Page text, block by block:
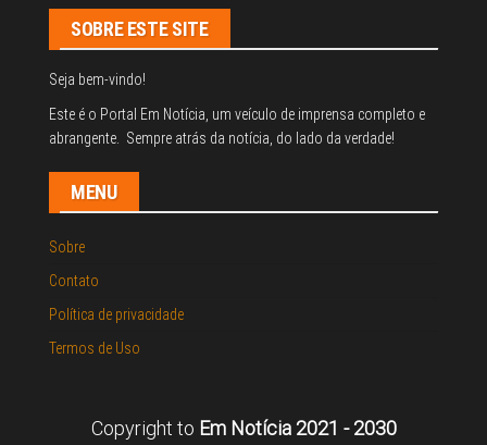
SOBRE ESTE SITE
Seja bem-vindo!
Este é o Portal Em Notícia, um veículo de imprensa completo e
abrangente. Sempre atrás da notícia, do lado da verdade!
MENU
Sobre
Contato
Política de privacidade
Termos de Uso
Copyright to Em Notícia 2021 - 2030